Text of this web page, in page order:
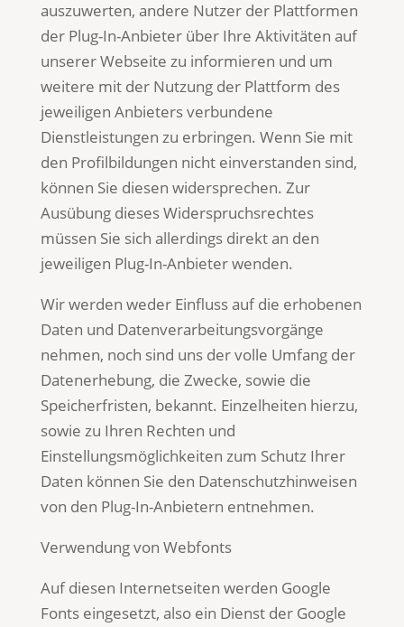
auszuwerten, andere Nutzer der Plattformen
der Plug-In-Anbieter über Ihre Aktivitäten auf
unserer Webseite zu informieren und um
weitere mit der Nutzung der Plattform des
jeweiligen Anbieters verbundene
Dienstleistungen zu erbringen. Wenn Sie mit
den Profilbildungen nicht einverstanden sind,
können Sie diesen widersprechen. Zur
Ausübung dieses Widerspruchsrechtes
müssen Sie sich allerdings direkt an den
jeweiligen Plug-In-Anbieter wenden.
Wir werden weder Einfluss auf die erhobenen
Daten und Datenverarbeitungsvorgänge
nehmen, noch sind uns der volle Umfang der
Datenerhebung, die Zwecke, sowie die
Speicherfristen, bekannt. Einzelheiten hierzu,
sowie zu Ihren Rechten und
Einstellungsmöglichkeiten zum Schutz Ihrer
Daten können Sie den Datenschutzhinweisen
von den Plug-In-Anbietern entnehmen.
Verwendung von Webfonts
Auf diesen Internetseiten werden Google
Fonts eingesetzt, also ein Dienst der Google